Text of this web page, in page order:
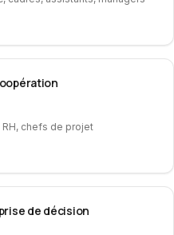
RH, chefs de projet
de décision